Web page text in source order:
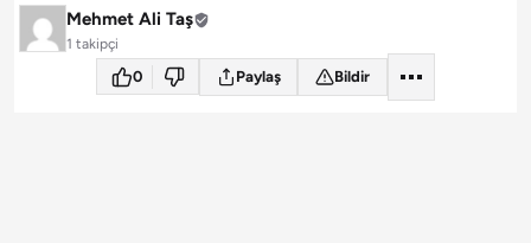
Mehmet Ali Taş
1 takipçi
0 Paylaş Bildir